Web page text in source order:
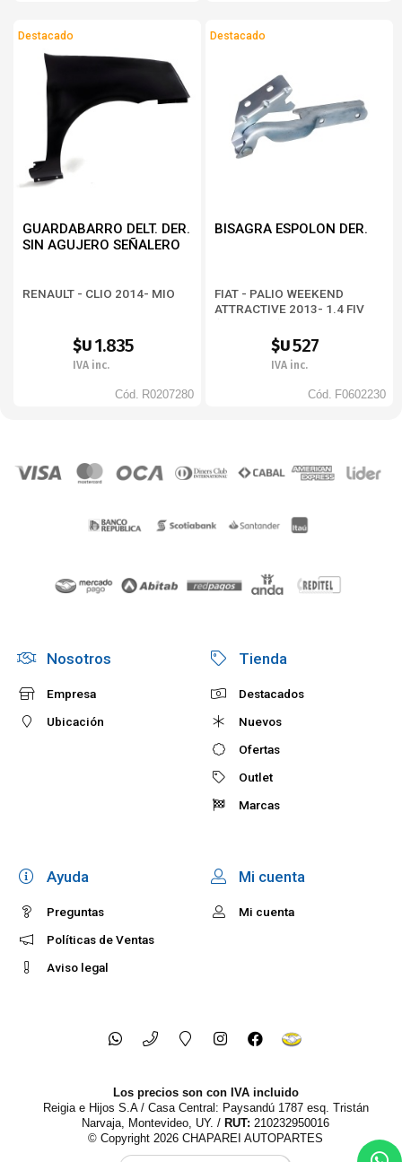
Destacado
GUARDABARRO DELT. DER.
SIN AGUJERO SEÑALERO
RENAULT - CLIO 2014- MIO
$U 1.835
IVA inc.
Cód. R0207280
Destacado
BISAGRA ESPOLON DER.
FIAT - PALIO WEEKEND
ATTRACTIVE 2013- 1.4 FIV
$U527
IVA inc.
Cód. F0602230
Nosotros
Empresa
Ubicación
Tienda
Destacados
Nuevos
Ofertas
Outlet
Marcas
Ayuda
Preguntas
Políticas de Ventas
Aviso legal
Mi cuenta
Mi cuenta
Los precios son con IVA incluido
Reigia e Hijos S.A / Casa Central: Paysandú 1787 esq. Tristán
Narvaja, Montevideo, UY. / RUT: 210232950016
© Copyright 2026 CHAPAREI AUTOPARTES